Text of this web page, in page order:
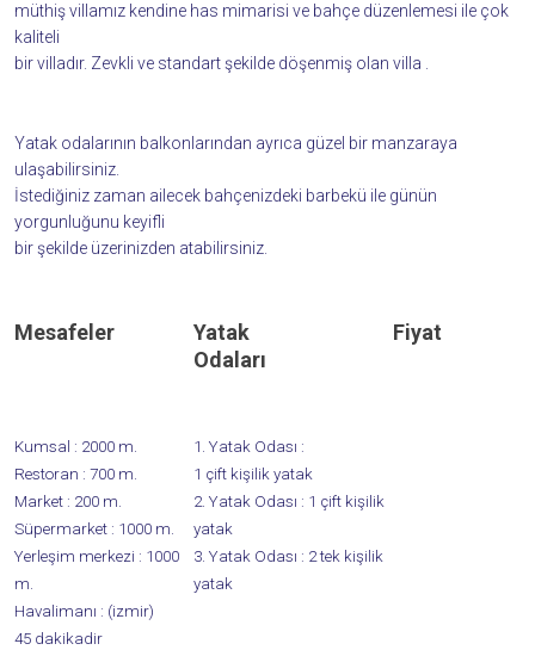
müthiş villamız kendine has mimarisi ve bahçe düzenlemesi ile çok
kaliteli
bir villadır. Zevkli ve standart şekilde döşenmiş olan villa .
Yatak odalarının balkonlarından ayrıca güzel bir manzaraya
ulaşabilirsiniz.
İstediğiniz zaman ailecek bahçenizdeki barbekü ile günün
yorgunluğunu keyifli
bir şekilde üzerinizden atabilirsiniz.
Mesafeler
Yatak
Odaları
Fiyat
Kumsal : 2000 m.
Restoran : 700 m.
Market : 200 m.
Süpermarket : 1000 m.
Yerleşim merkezi : 1000
m.
Havalimanı : (izmir)
45 dakikadir
1. Yatak Odası :
1 çift kişilik yatak
2. Yatak Odası : 1 çift kişilik
yatak
3. Yatak Odası : 2 tek kişilik
yatak